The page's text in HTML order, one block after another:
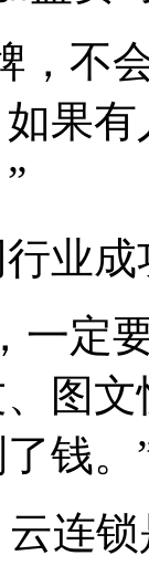
，不
果有
行业
一定
图
钱。
连